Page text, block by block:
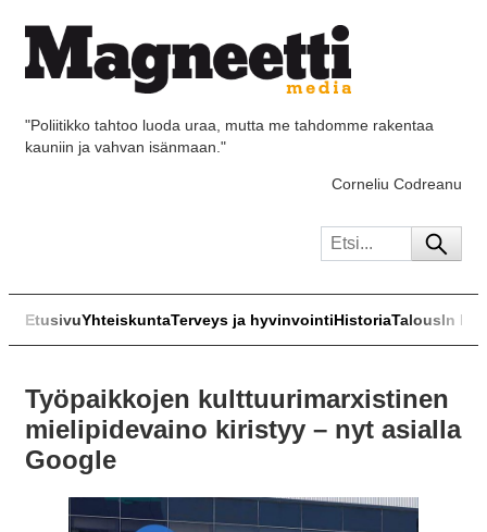
"Poliitikko tahtoo luoda uraa, mutta me tahdomme rakentaa
kauniin ja vahvan isänmaan."
Corneliu Codreanu
EtusivuYhteiskuntaTerveys ja hyvinvointiHistoriaTalousIn
Työpaikkojen kulttuurimarxistinen
mielipidevaino kiristyy – nyt asialla
Google